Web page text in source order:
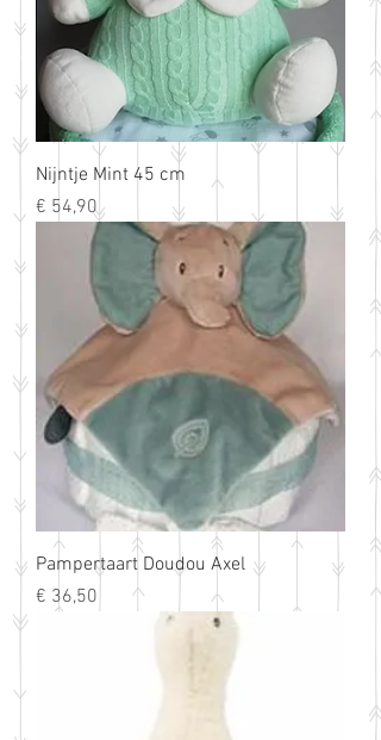
Nijntje Mint 45 cm
Prijs
€ 54,90
Pampertaart Doudou Axel
Prijs
€ 36,50